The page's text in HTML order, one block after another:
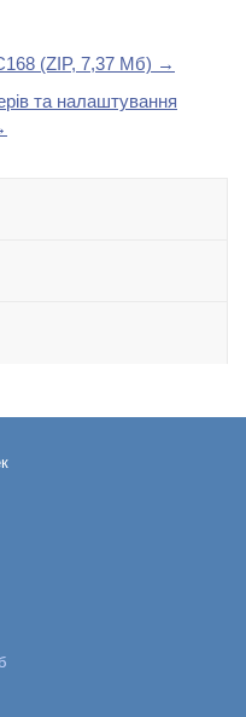
(ZIP, 7,37 Мб) →
та налаштування